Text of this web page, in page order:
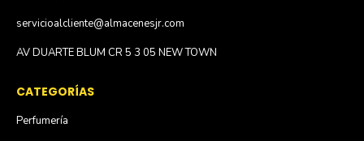
servicioalcliente@almacenesjr.com
AV DUARTE BLUM CR 5 3 05 NEW TOWN
CATEGORÍAS
Perfumería